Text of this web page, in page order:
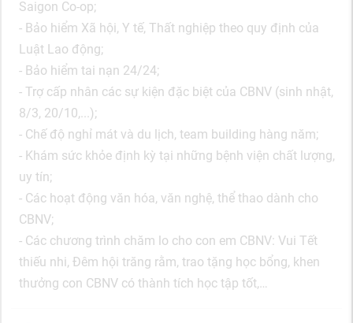
Saigon Co-op;
- Bảo hiểm Xã hội, Y tế, Thất nghiệp theo quy định của
Luật Lao động;
- Bảo hiểm tai nạn 24/24;
- Trợ cấp nhân các sự kiện đặc biệt của CBNV (sinh nhật,
8/3, 20/10,...);
- Chế độ nghỉ mát và du lịch, team building hàng năm;
- Khám sức khỏe định kỳ tại những bệnh viện chất lượng,
uy tín;
- Các hoạt động văn hóa, văn nghệ, thể thao dành cho
CBNV;
- Các chương trình chăm lo cho con em CBNV: Vui Tết
thiếu nhi, Đêm hội trăng rằm, trao tặng học bổng, khen
thưởng con CBNV có thành tích học tập tốt,…